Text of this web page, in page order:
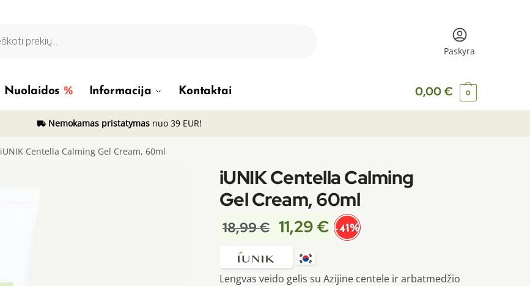
Paskyra
Nuolaidos Informacija Kontaktai 0,00€ 0
Nemokamas pristatymas nuo 39 EUR!
iUNIK Centella Calming Gel Cream, 60ml
iUNIK Centella Calming
Gel Cream, 60ml
18,99€ 11,29 € -41%
Lengvas veido gelis su Azijine centele ir arbatmedžio